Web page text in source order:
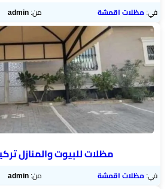
في:مظلات اقمشة من:admin
مظلات للبيوت والمنازل
في:مظلات اقمشة من:admin